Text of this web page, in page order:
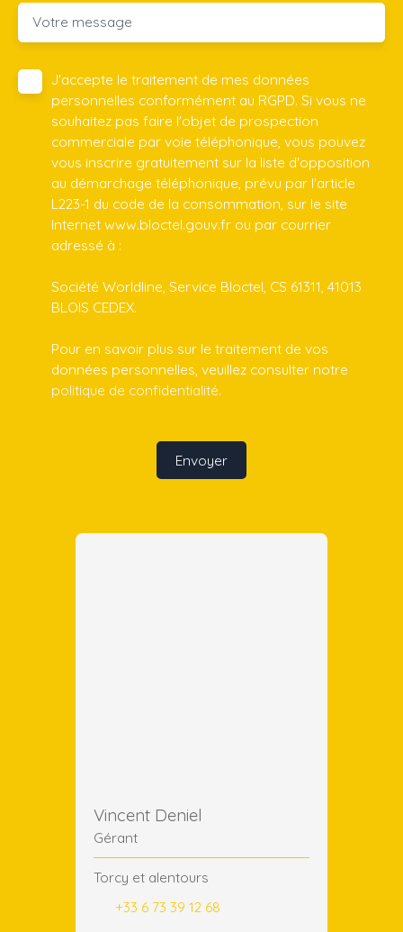
Votre message
J'accepte le traitement de mes données
personnelles conformément au RGPD. Si vous ne
souhaitez pas faire l'objet de prospection
commerciale par voie téléphonique, vous pouvez
vous inscrire gratuitement sur la liste d'opposition
au démarchage téléphonique, prévu par l'article
L223-1 du code de la consommation, sur le site
Internet www.bloctel.gouv.fr ou par courrier
adressé à :
Société Worldline, Service Bloctel, CS 61311, 41013
BLOIS CEDEX.
Pour en savoir plus sur le traitement de vos
données personnelles, veuillez consulter notre
politique de confidentialité.
Envoyer
Vincent Deniel
Gérant
Torcy et alentours
+33 6 73 39 12 68